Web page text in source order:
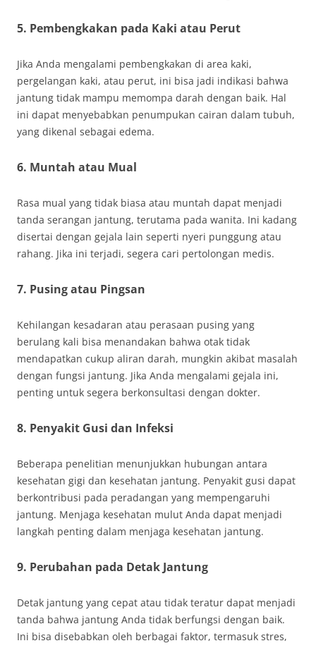
5. Pembengkakan pada Kaki atau Perut
Jika Anda mengalami pembengkakan di area kaki,
pergelangan kaki, atau perut, ini bisa jadi indikasi bahwa
jantung tidak mampu memompa darah dengan baik. Hal
ini dapat menyebabkan penumpukan cairan dalam tubuh,
yang dikenal sebagai edema.
6. Muntah atau Mual
Rasa mual yang tidak biasa atau muntah dapat menjadi
tanda serangan jantung, terutama pada wanita. Ini kadang
disertai dengan gejala lain seperti nyeri punggung atau
rahang. Jika ini terjadi, segera cari pertolongan medis.
7. Pusing atau Pingsan
Kehilangan kesadaran atau perasaan pusing yang
berulang kali bisa menandakan bahwa otak tidak
mendapatkan cukup aliran darah, mungkin akibat masalah
dengan fungsi jantung. Jika Anda mengalami gejala ini,
penting untuk segera berkonsultasi dengan dokter.
8. Penyakit Gusi dan Infeksi
Beberapa penelitian menunjukkan hubungan antara
kesehatan gigi dan kesehatan jantung. Penyakit gusi dapat
berkontribusi pada peradangan yang mempengaruhi
jantung. Menjaga kesehatan mulut Anda dapat menjadi
langkah penting dalam menjaga kesehatan jantung.
9. Perubahan pada Detak Jantung
Detak jantung yang cepat atau tidak teratur dapat menjadi
tanda bahwa jantung Anda tidak berfungsi dengan baik.
Ini bisa disebabkan oleh berbagai faktor, termasuk stres,